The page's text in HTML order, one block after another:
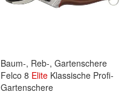
Baum-, Reb-, Gartenschere
Felco 8 Elite Klassische Profi-
Gartenschere